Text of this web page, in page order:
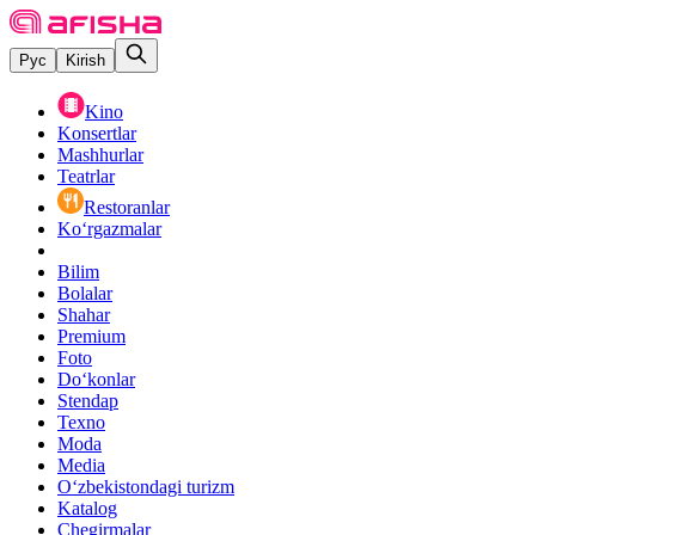
Рус Kirish
Kino
Konsertlar
Mashhurlar
Teatrlar
Restoranlar
Ko‘rgazmalar
Bilim
Bolalar
Shahar
Premium
Foto
Do‘konlar
Stendap
Texno
Moda
Media
O‘zbekistondagi turizm
Katalog
Chegirmalar